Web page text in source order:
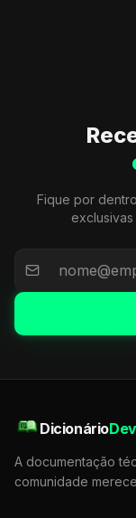
Fique por
DicionárioDev
A documentação
comunidade